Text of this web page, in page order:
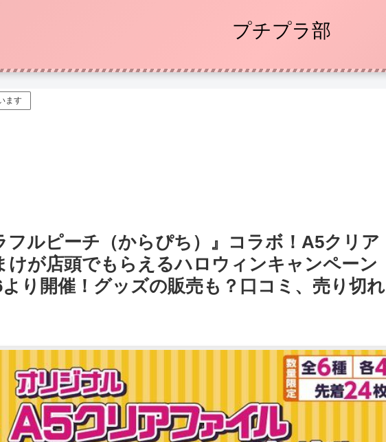
プチプラ部
ます
フルピーチ（からぴち）』コラボ！A5クリア
けが店頭でもらえるハロウィンキャンペーン
より開催！グッズの販売も？口コミ、売り切れ